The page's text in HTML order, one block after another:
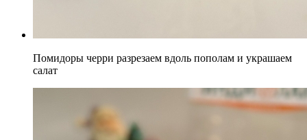
Помидоры черри разрезаем вдоль пополам и украшаем
салат